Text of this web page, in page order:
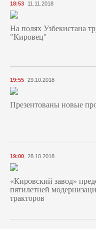
18:53 11.11.2018
На полях Узбекистана
"Кировец"
19:55 29.10.2018
Презентованы новые
19:00 28.10.2018
«Кировский завод»
пятилетней
тракторов